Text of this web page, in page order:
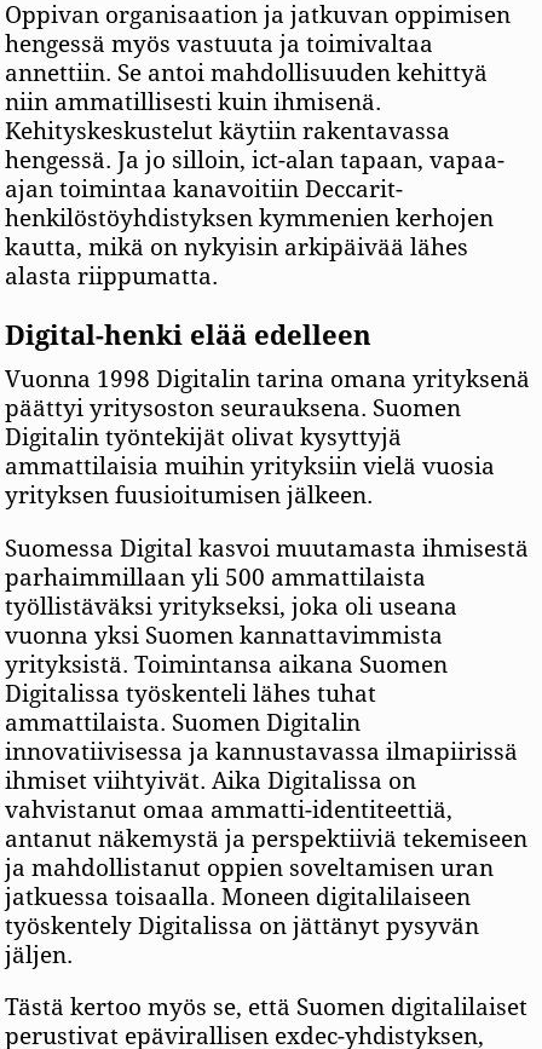
Oppivan organisaation ja jatkuvan oppimisen
hengessä myös vastuuta ja toimivaltaa
annettiin. Se antoi mahdollisuuden kehittyä
niin ammatillisesti kuin ihmisenä.
Kehityskeskustelut käytiin rakentavassa
hengessä. Ja jo silloin, ict-alan tapaan, vapaa-
ajan toimintaa kanavoitiin Deccarit-
henkilöstöyhdistyksen kymmenien kerhojen
kautta, mikä on nykyisin arkipäivää lähes
alasta riippumatta.
Digital-henki elää edelleen
Vuonna 1998 Digitalin tarina omana yrityksenä
päättyi yritysoston seurauksena. Suomen
Digitalin työntekijät olivat kysyttyjä
ammattilaisia muihin yrityksiin vielä vuosia
yrityksen fuusioitumisen jälkeen.
Suomessa Digital kasvoi muutamasta ihmisestä
parhaimmillaan yli 500 ammattilaista
työllistäväksi yritykseksi, joka oli useana
vuonna yksi Suomen kannattavimmista
yrityksistä. Toimintansa aikana Suomen
Digitalissa työskenteli lähes tuhat
ammattilaista. Suomen Digitalin
innovatiivisessa ja kannustavassa ilmapiirissä
ihmiset viihtyivät. Aika Digitalissa on
vahvistanut omaa ammatti-identiteettiä,
antanut näkemystä ja perspektiiviä tekemiseen
ja mahdollistanut oppien soveltamisen uran
jatkuessa toisaalla. Moneen digitalilaiseen
työskentely Digitalissa on jättänyt pysyvän
jäljen.
Tästä kertoo myös se, että Suomen digitalilaiset
perustivat epävirallisen exdec-yhdistyksen,